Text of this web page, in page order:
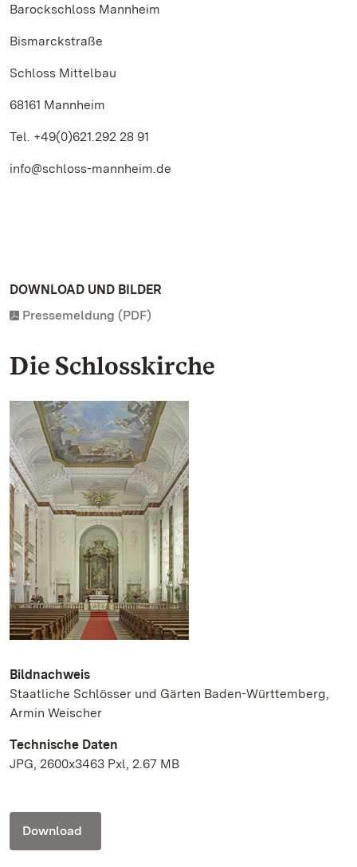
Barockschloss Mannheim
Bismarckstraße
Schloss Mittelbau
68161 Mannheim
Tel. +49(0)621.292 28 91
info@schloss-mannheim.de
DOWNLOAD UND BILDER
Pressemeldung (PDF)
Die Schlosskirche
Bildnachweis
Staatliche Schlösser und Gärten Baden-Württemberg,
Armin Weischer
Technische Daten
JPG, 2600x3463 Pxl, 2.67 MB
Download